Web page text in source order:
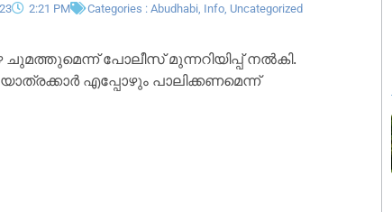
2:21 PM Categories : Abudhabi Info Uncategorized
പോലീസ് മുന്നറിയിപ്പ് നൽകി.
എപ്പോഴും പാലിക്കണമെന്ന്